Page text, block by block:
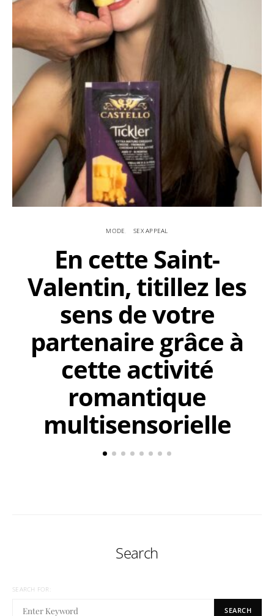
MODE SEX APPEAL
En cette Saint-
Valentin, titillez les
sens de votre
partenaire grâce à
cette activité
romantique
multisensorielle
Search
SEARCH FOR:
SEARCH